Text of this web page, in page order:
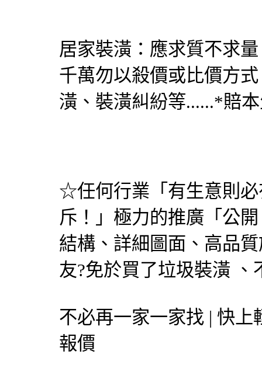
居家裝潢：應求質不求
千萬勿以殺價或比價方
潢、裝潢糾紛等......*賠
☆任何行業「有生意則
斥！」極力的推廣「公
結構、詳細圖面、高品
友?免於買了垃圾裝潢
不必再一家一家找 | 快上
報價‎